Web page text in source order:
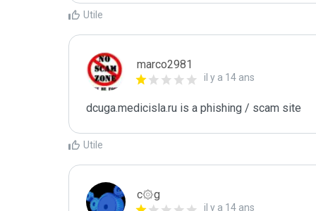
Utile
marco2981
il y a 14 ans
dcuga.medicisla.ru is a phishing / scam site
Utile
c۞g
il y a 14 ans